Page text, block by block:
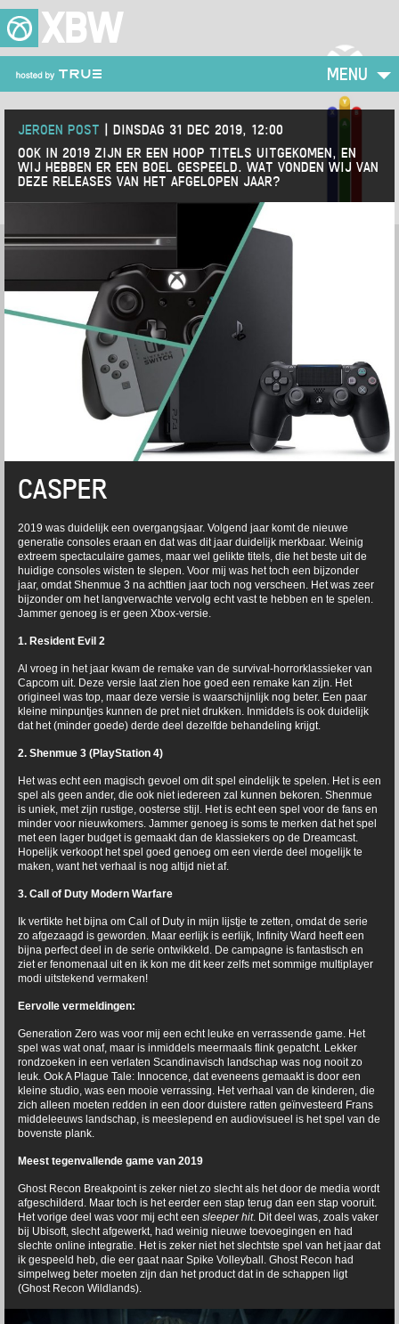
XBW
MENU
JEROEN POST | DINSDAG 31 DEC 2019, 12:00
OOK IN 2019 ZIJN ER EEN HOOP TITELS UITGEKOMEN, EN
WIJ HEBBEN ER EEN BOEL GESPEELD. WAT VONDEN WIJ VAN
DEZE RELEASES VAN HET AFGELOPEN JAAR?
CASPER
2019 was duidelijk een overgangsjaar. Volgend jaar komt de nieuwe
generatie consoles eraan en dat was dit jaar duidelijk merkbaar. Weinig
extreem spectaculaire games, maar wel gelikte titels, die het beste uit de
huidige consoles wisten te slepen. Voor mij was het toch een bijzonder
jaar, omdat Shenmue 3 na achttien jaar toch nog verscheen. Het was zeer
bijzonder om het langverwachte vervolg echt vast te hebben en te spelen.
Jammer genoeg is er geen Xbox-versie.
1. Resident Evil 2
Al vroeg in het jaar kwam de remake van de survival-horrorklassieker van
Capcom uit. Deze versie laat zien hoe goed een remake kan zijn. Het
origineel was top, maar deze versie is waarschijnlijk nog beter. Een paar
kleine minpuntjes kunnen de pret niet drukken. Inmiddels is ook duidelijk
dat het (minder goede) derde deel dezelfde behandeling krijgt.
2. Shenmue 3 (PlayStation 4)
Het was echt een magisch gevoel om dit spel eindelijk te spelen. Het is een
spel als geen ander, die ook niet iedereen zal kunnen bekoren. Shenmue
is uniek, met zijn rustige, oosterse stijl. Het is echt een spel voor de fans en
minder voor nieuwkomers. Jammer genoeg is soms te merken dat het spel
met een lager budget is gemaakt dan de klassiekers op de Dreamcast.
Hopelijk verkoopt het spel goed genoeg om een vierde deel mogelijk te
maken, want het verhaal is nog altijd niet af.
3. Call of Duty Modern Warfare
Ik vertikte het bijna om Call of Duty in mijn lijstje te zetten, omdat de serie
zo afgezaagd is geworden. Maar eerlijk is eerlijk, Infinity Ward heeft een
bijna perfect deel in de serie ontwikkeld. De campagne is fantastisch en
ziet er fenomenaal uit en ik kon me dit keer zelfs met sommige multiplayer
modi uitstekend vermaken!
Eervolle vermeldingen:
Generation Zero was voor mij een echt leuke en verrassende game. Het
spel was wat onaf, maar is inmiddels meermaals flink gepatcht. Lekker
rondzoeken in een verlaten Scandinavisch landschap was nog nooit zo
leuk. Ook A Plague Tale: Innocence, dat eveneens gemaakt is door een
kleine studio, was een mooie verrassing. Het verhaal van de kinderen, die
zich alleen moeten redden in een door duistere ratten geïnvesteerd Frans
middeleeuws landschap, is meeslepend en audiovisueel is het spel van de
bovenste plank.
Meest tegenvallende game van 2019
Ghost Recon Breakpoint is zeker niet zo slecht als het door de media wordt
afgeschilderd. Maar toch is het eerder een stap terug dan een stap vooruit.
Het vorige deel was voor mij echt een sleeper hit. Dit deel was, zoals vaker
bij Ubisoft, slecht afgewerkt, had weinig nieuwe toevoegingen en had
slechte online integratie. Het is zeker niet het slechtste spel van het jaar dat
ik gespeeld heb, die eer gaat naar Spike Volleyball. Ghost Recon had
simpelweg beter moeten zijn dan het product dat in de schappen ligt
(Ghost Recon Wildlands).